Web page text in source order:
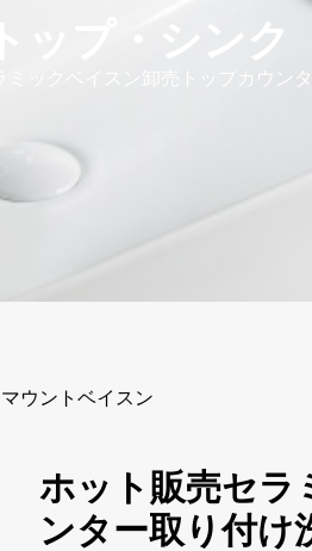
ップ・シンク
ミックベイスン卸売トップカウン
ウントベイスン
ホット販売セラ
ンター取り付け